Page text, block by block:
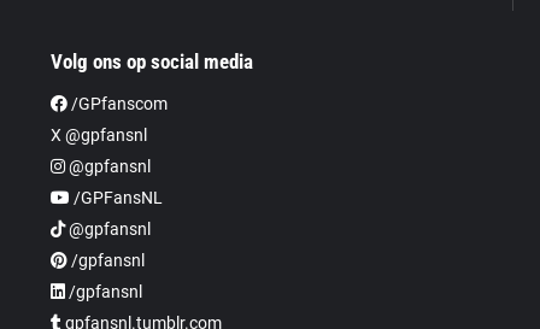
Volg ons op social media
/GPfanscom
X @gpfansnl
@gpfansnl
/GPFansNL
@gpfansnl
/gpfansnl
/gpfansnl
gpfansnl.tumblr.com